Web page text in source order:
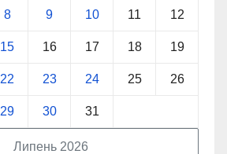
Липень 2026
8 9 10 11 12
15 16 17 18 19
22 23 24 25 26
29 30 31